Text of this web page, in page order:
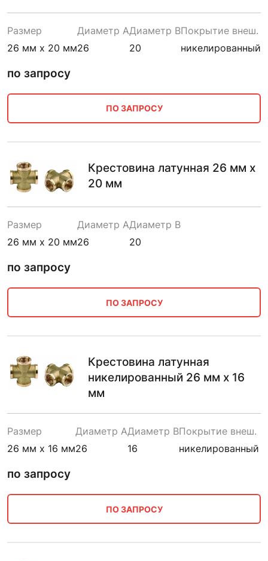
Размер
26 мм х 20 мм
Диаметр A
26
Диаметр B
20
Покрытие внеш.
никелированный
по запросу
ПО ЗАПРОСУ
Крестовина латунная 26 мм х
20 мм
Размер
26 мм х 20 мм
Диаметр A
26
Диаметр B
20
по запросу
ПО ЗАПРОСУ
Крестовина латунная
никелированный 26 мм х 16
мм
Размер
26 мм х 16 мм
Диаметр A
26
Диаметр B
16
Покрытие внеш.
никелированный
по запросу
ПО ЗАПРОСУ